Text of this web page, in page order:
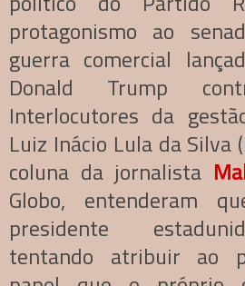
protagonismo ao
guerra comercial
Donald Trump
Interlocutores da
Luiz Inácio Lula da Silva
coluna da jornalista
Globo, entenderam
presidente
tentando atribuir ao